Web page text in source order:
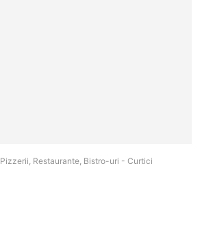
Pizzerii, Restaurante, Bistro-uri - Curtici